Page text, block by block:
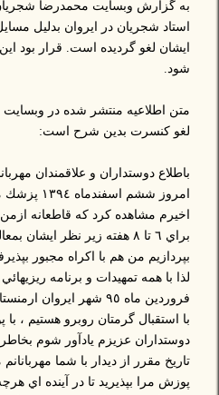
به گزارش وبسایت محمدرضا
استاد شجریان در ایروان بدلیل
شود.
متن اطلاعیه منتشر شده در
لغو کنسرت بدین شرح است:
باطلاع دوستداران و علاقمندان
امروز ششم
اخيرم مشاهده كرد كه قاطعانه
براي ٦ تا ٨ هفته زير نظر
بپردازيم من هم با اكراه مجبور
لذا با همه تمهيدات و برنامه
فروردين ماه ٩٥ شهر
با استقبال گرمتان روبرو هستيم ،
دوستداران عزيزم يادآور شوم
تاريخ مقرر از ديدار با شما
پوزش مرا بپذيريد تا در آينده اي